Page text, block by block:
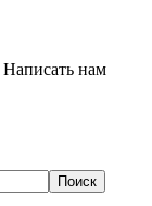
Написать нам